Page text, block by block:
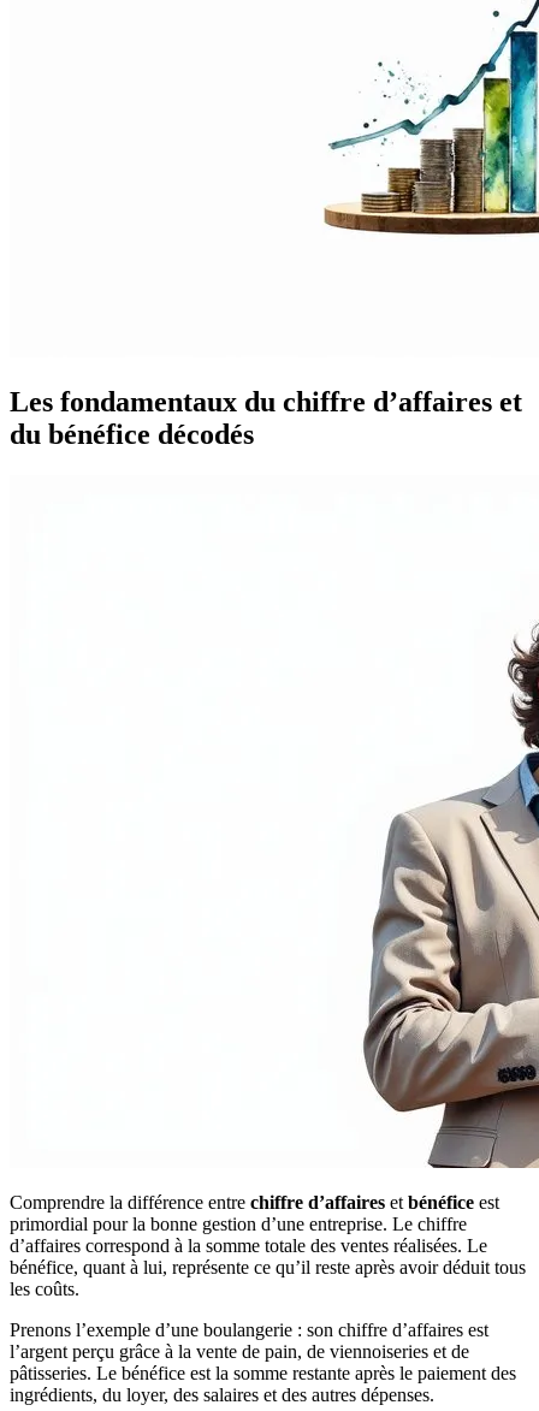
Les fondamentaux du chiffre d’affaires et
du bénéfice décodés
Comprendre la différence entre chiffre d’affaires et bénéfice est
primordial pour la bonne gestion d’une entreprise. Le chiffre
d’affaires correspond à la somme totale des ventes réalisées. Le
bénéfice, quant à lui, représente ce qu’il reste après avoir déduit tous
les coûts.
Prenons l’exemple d’une boulangerie : son chiffre d’affaires est
l’argent perçu grâce à la vente de pain, de viennoiseries et de
pâtisseries. Le bénéfice est la somme restante après le paiement des
ingrédients, du loyer, des salaires et des autres dépenses.